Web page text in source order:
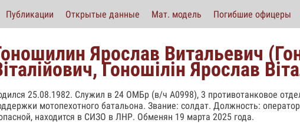
Публикации Открытые данные Мат. модель Погибшие офицеры
Ярослав Витальевич
Гоношілін Ярослав
25.08.1982. Служил в 24 ОМБр (в/ч А0998), 3 противотанковое
мотопехотного батальона. Звание: солдат. Должность:
находится в СИЗО в ЛНР. Обменян 19 марта 2025 года.